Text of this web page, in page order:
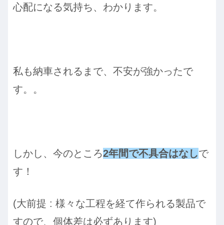
心配になる気持ち、わかります。
私も納車されるまで、不安が強かったで
す。。
しかし、今のところ2年間で不具合はなしで
す！
(大前提 : 様々な工程を経て作られる製品で
すので、個体差は必ずあります)